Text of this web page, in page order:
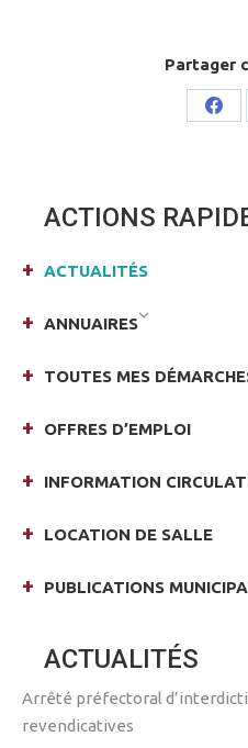
Partager
ACTIONS
ACTUALITÉS
ANNUAIRES
TOUTES MES
OFFRES D’EMPLOI
INFORMATION
LOCATION DE SALLE
PUBLICATIONS
ACTUALITÉS
Arrêté préfectoral
revendicatives